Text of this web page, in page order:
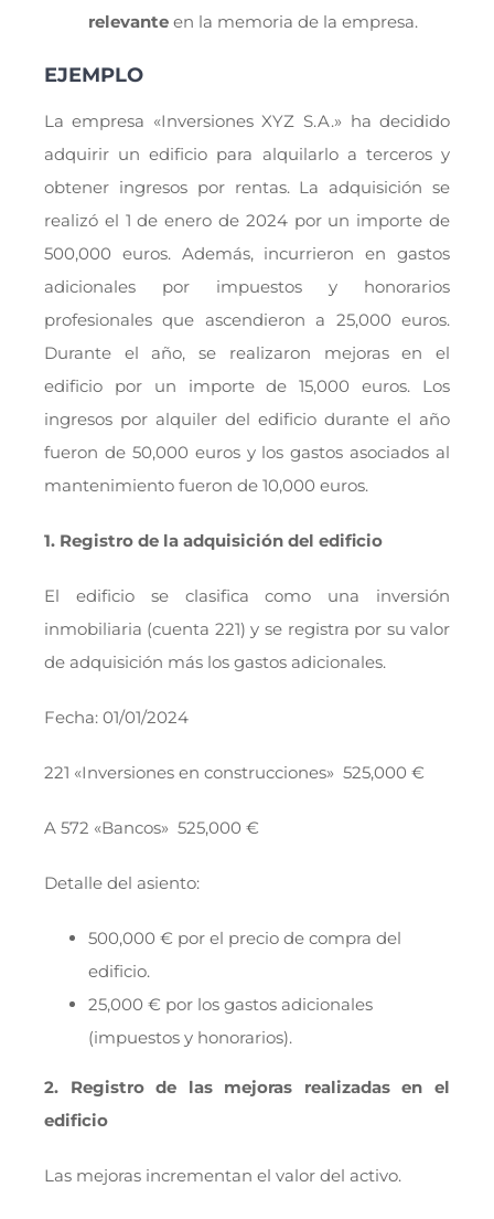
relevanteen la memoria de la empresa.
EJEMPLO
La empresa «Inversiones XYZ S.A.» ha decidido
adquirir un edificio para alquilarlo a terceros y
obtener ingresos por rentas. La adquisición se
realizó el 1 de enero de 2024 por un importe de
500,000 euros. Además, incurrieron en gastos
adicionales por impuestos y honorarios
profesionales que ascendieron a 25,000 euros.
Durante el año, se realizaron mejoras en el
edificio por un importe de 15,000 euros. Los
ingresos por alquiler del edificio durante el año
fueron de 50,000 euros y los gastos asociados al
mantenimiento fueron de 10,000 euros.
1. Registro de la adquisición del edificio
El edificio se clasifica como una inversión
inmobiliaria (cuenta 221) y se registra por su valor
de adquisición más los gastos adicionales.
Fecha: 01/01/2024
221 «Inversiones en construcciones» 525,000 €
A 572 «Bancos» 525,000 €
Detalle del asiento:
500,000 € por el precio de compra del
edificio.
25,000 € por los gastos adicionales
(impuestos y honorarios).
2. Registro de las mejoras realizadas en el
edificio
Las mejoras incrementan el valor del activo.